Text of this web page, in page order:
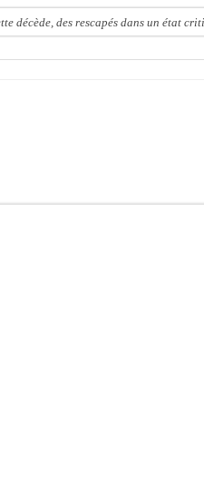
décède, des rescapés dans un état
Ba en tournée, un important lot
de la Banque mondiale d’un